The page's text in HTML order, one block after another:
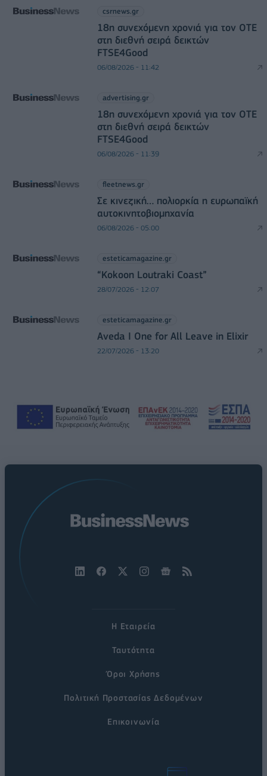
csrnews.gr
18η συνεχόμενη χρονιά για τον ΟΤΕ
στη διεθνή σειρά δεικτών
FTSE4Good
06/08/2026 - 11:42
advertising.gr
18η συνεχόμενη χρονιά για τον ΟΤΕ
στη διεθνή σειρά δεικτών
FTSE4Good
06/08/2026 - 11:39
fleetnews.gr
Σε κινεζική… πολιορκία η ευρωπαϊκή
αυτοκινητοβιομηχανία
06/08/2026 - 05:00
esteticamagazine.gr
“Kokoon Loutraki Coast”
28/07/2026 - 12:07
esteticamagazine.gr
Aveda I One for All Leave in Elixir
22/07/2026 - 13:20
Η Εταιρεία
Ταυτότητα
Όροι Χρήσης
Πολιτική Προστασίας Δεδομένων
Επικοινωνία